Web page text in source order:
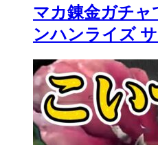
マカ錬金ガチャ
ンハンライズ